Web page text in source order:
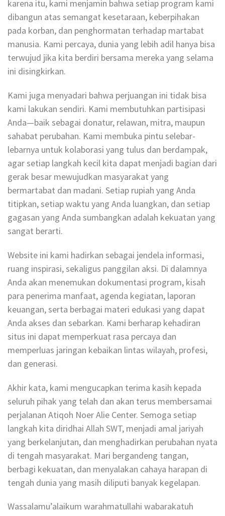
karena itu, kami menjamin bahwa setiap program kami
dibangun atas semangat kesetaraan, keberpihakan
pada korban, dan penghormatan terhadap martabat
manusia. Kami percaya, dunia yang lebih adil hanya bisa
terwujud jika kita berdiri bersama mereka yang selama
ini disingkirkan.
Kami juga menyadari bahwa perjuangan ini tidak bisa
kami lakukan sendiri. Kami membutuhkan partisipasi
Anda—baik sebagai donatur, relawan, mitra, maupun
sahabat perubahan. Kami membuka pintu selebar-
lebarnya untuk kolaborasi yang tulus dan berdampak,
agar setiap langkah kecil kita dapat menjadi bagian dari
gerak besar mewujudkan masyarakat yang
bermartabat dan madani. Setiap rupiah yang Anda
titipkan, setiap waktu yang Anda luangkan, dan setiap
gagasan yang Anda sumbangkan adalah kekuatan yang
sangat berarti.
Website ini kami hadirkan sebagai jendela informasi,
ruang inspirasi, sekaligus panggilan aksi. Di dalamnya
Anda akan menemukan dokumentasi program, kisah
para penerima manfaat, agenda kegiatan, laporan
keuangan, serta berbagai materi edukasi yang dapat
Anda akses dan sebarkan. Kami berharap kehadiran
situs ini dapat memperkuat rasa percaya dan
memperluas jaringan kebaikan lintas wilayah, profesi,
dan generasi.
Akhir kata, kami mengucapkan terima kasih kepada
seluruh pihak yang telah dan akan terus membersamai
perjalanan Atiqoh Noer Alie Center. Semoga setiap
langkah kita diridhai Allah SWT, menjadi amal jariyah
yang berkelanjutan, dan menghadirkan perubahan nyata
di tengah masyarakat. Mari bergandeng tangan,
berbagi kekuatan, dan menyalakan cahaya harapan di
tengah dunia yang masih diliputi banyak kegelapan.
Wassalamu’alaikum warahmatullahi wabarakatuh